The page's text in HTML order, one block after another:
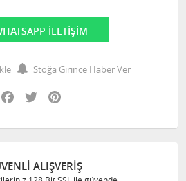
İLETIŞIM
Stoğa Girince Haber Ver
Facebook
Twitter
ALIŞVERIŞ